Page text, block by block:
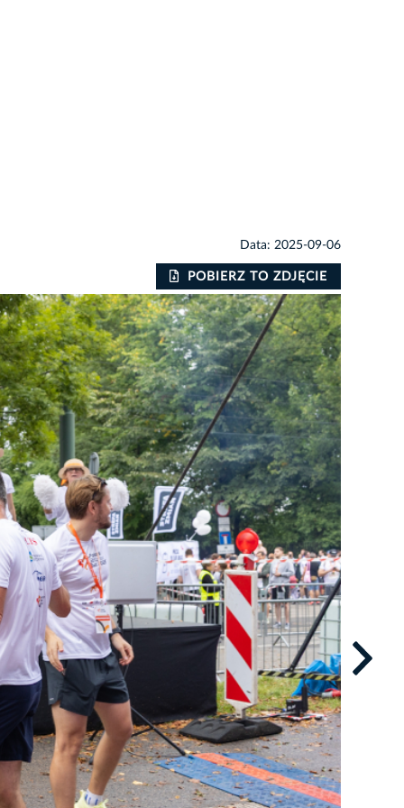
Data: 2025-09-06
POBIERZ TO ZDJĘCIE